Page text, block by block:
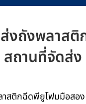
งถังพลาส
ถานที่จัดส่
สติกฉีดพียูโฟมมือสอ